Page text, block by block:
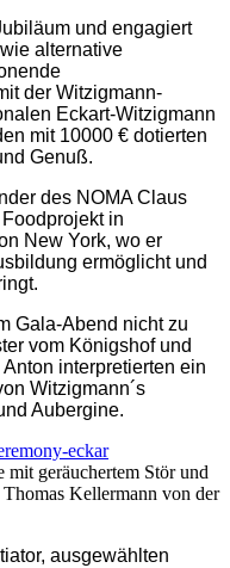
und engagiert
alternative
der Witzigmann-
Eckart-Witzigmann
mit 10000 € dotierten
Genuß.
des NOMA Claus
in
New York, wo er
ermöglicht und
Gala-Abend nicht zu
vom Königshof und
interpretierten ein
Witzigmann´s
Aubergine.
mit geräuchertem Stör und
Kellermann von der
ausgewählten